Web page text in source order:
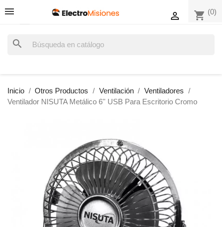
shopping_cart (0)

search
Inicio Otros Productos Ventilación
Ventiladores
Ventilador NISUTA Metálico 6'' USB Para Escritorio Cromo